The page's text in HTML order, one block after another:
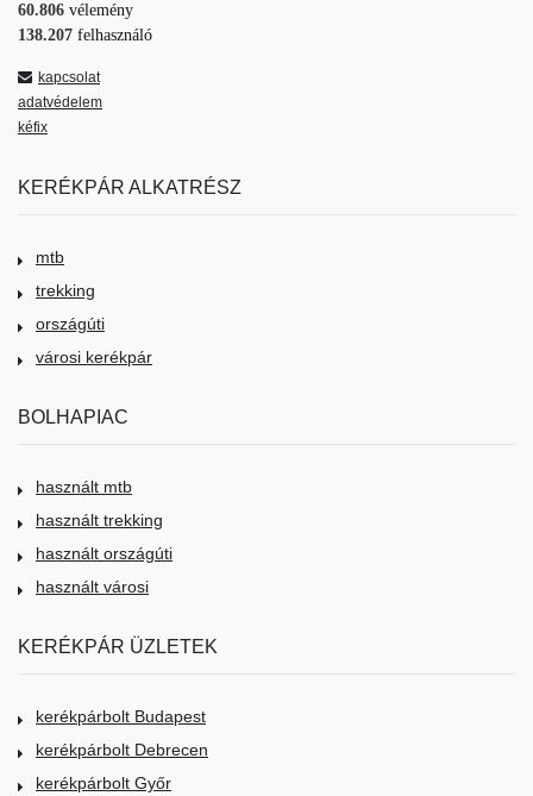
60.806 vélemény
138.207 felhasználó
kapcsolat
adatvédelem
kéfix
KERÉKPÁR ALKATRÉSZ
mtb
trekking
országúti
városi kerékpár
BOLHAPIAC
használt mtb
használt trekking
használt országúti
használt városi
KERÉKPÁR ÜZLETEK
kerékpárbolt Budapest
kerékpárbolt Debrecen
kerékpárbolt Győr